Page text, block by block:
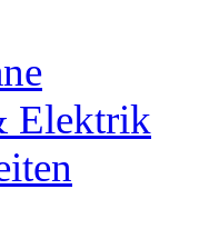
Elektrik